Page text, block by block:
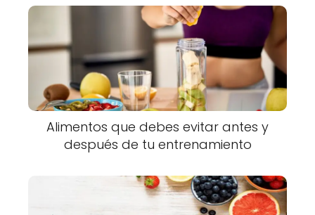
Alimentos que debes evitar antes y
después de tu entrenamiento